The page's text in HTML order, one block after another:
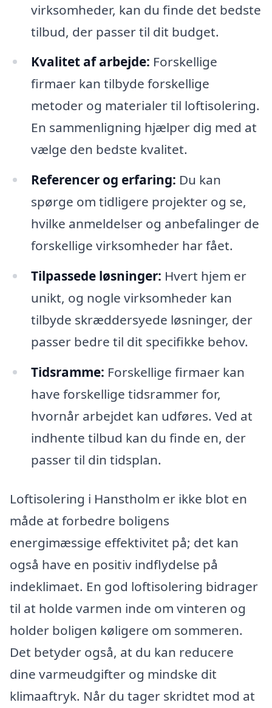
virksomheder, kan du finde det bedste
tilbud, der passer til dit budget.
Kvalitet af arbejde: Forskellige
firmaer kan tilbyde forskellige
metoder og materialer til loftisolering.
En sammenligning hjælper dig med at
vælge den bedste kvalitet.
Referencer og erfaring: Du kan
spørge om tidligere projekter og se,
hvilke anmeldelser og anbefalinger de
forskellige virksomheder har fået.
Tilpassede løsninger: Hvert hjem er
unikt, og nogle virksomheder kan
tilbyde skræddersyede løsninger, der
passer bedre til dit specifikke behov.
Tidsramme: Forskellige firmaer kan
have forskellige tidsrammer for,
hvornår arbejdet kan udføres. Ved at
indhente tilbud kan du finde en, der
passer til din tidsplan.
Loftisolering i Hanstholm er ikke blot en
måde at forbedre boligens
energimæssige effektivitet på; det kan
også have en positiv indflydelse på
indeklimaet. En god loftisolering bidrager
til at holde varmen inde om vinteren og
holder boligen køligere om sommeren.
Det betyder også, at du kan reducere
dine varmeudgifter og mindske dit
klimaaftryk. Når du tager skridtet mod at